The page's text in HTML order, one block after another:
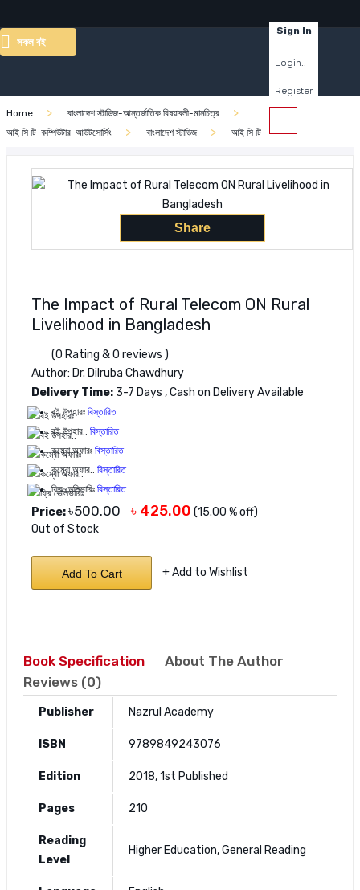
Sign In
Login..
Register
সকল বই
Home
বাংলাদেশ স্টাডিজ-আন্তর্জাতিক বিষয়াবলী-মানচিত্র
আই সি টি-কম্পিউটার-আউটসোর্সিং
বাংলাদেশ স্টাডিজ আই সি টি
Share
The Impact of Rural Telecom ON Rural
Livelihood in Bangladesh
(0 Rating & 0 reviews )
Author: Dr. Dilruba Chawdhury
Delivery Time: 3-7 Days , Cash on Delivery Available
বই উপহারঃ বিস্তারিত
বই উপহার.. বিস্তারিত
কম্বো অফারঃ বিস্তারিত
কম্বো অফার.. বিস্তারিত
ফ্রি ডেলিভারিঃ বিস্তারিত
Price:৳500.00 ৳ 425.00 (15.00 % off)
Out of Stock
Add To Cart + Add to Wishlist
Book Specification
About The Author
Reviews (0)
Publisher Nazrul Academy
ISBN 9789849243076
Edition 2018, 1st Published
Pages 210
Reading
Level
Higher Education, General Reading